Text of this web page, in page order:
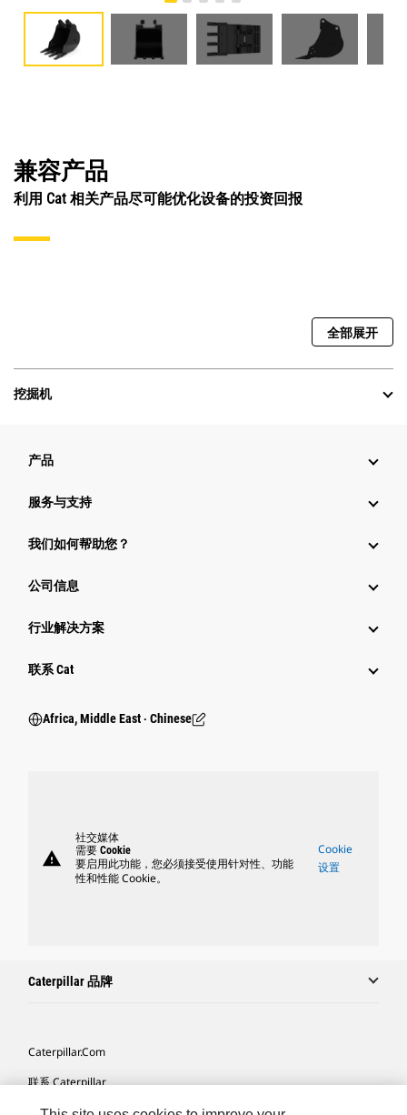
兼容产品
利用 Cat 相关产品尽可能优化设备的投资回报
全部展开
挖掘机
产品
服务与支持
我们如何帮助您？
公司信息
行业解决方案
行业
联系 Cat
Africa, Middle East ‧ Chinese
warning
社交媒体
需要 Cookie
要启用此功能，您必须接受使用针对性、功能
性和性能 Cookie。
Cookie
设置
Caterpillar 品牌
Caterpillar.com
联系 Caterpillar
我的营销首选项